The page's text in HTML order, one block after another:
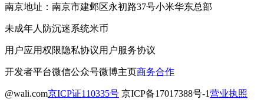
南京地址：南京市建邺区永初路37号小米华东总部
未成年人防沉迷系统米币
用户应用权限隐私协议用户服务协议
开发者平台微信公众号微博主页商务合作
@wali.com京ICP证110335号 京ICP备17017388号-1营业执照